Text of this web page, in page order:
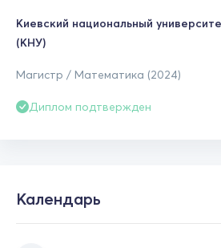
Киевский национальный
(КНУ)
Магистр / Математика (2024)
Диплом подтвержден
Календарь